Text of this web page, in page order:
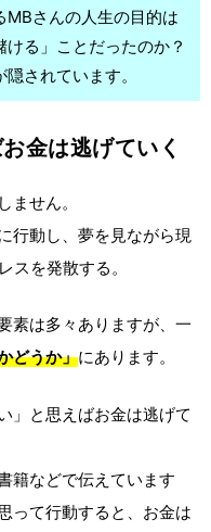
さんの人生の目的は
る」ことだったのか？
されています。
金は逃げていく
ません。
行動し、夢を見ながら現
スを発散する。
素は多々ありますが、一
どうか」にあります。
」と思えばお金は逃げて
籍などで伝えています
って行動すると、お金は